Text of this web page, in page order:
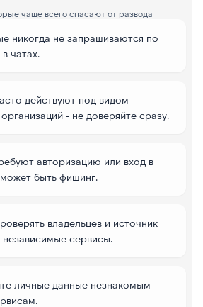
чаще всего спасают от развода
никогда не запрашиваются по
чатах.
действуют под видом
- не доверяйте сразу.
авторизацию или вход в
быть фишинг.
владельцев и источник
независимые сервисы.
личные данные незнакомым